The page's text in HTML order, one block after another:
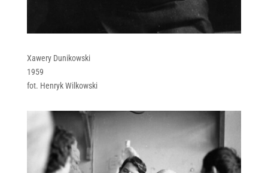
Xawery Dunikowski
1959
fot. Henryk Wilkowski